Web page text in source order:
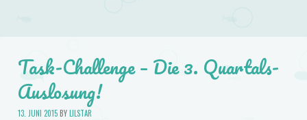
Task-Challenge – Die 3. Quartals-
Auslosung!
13. JUNI 2015BYLILSTAR